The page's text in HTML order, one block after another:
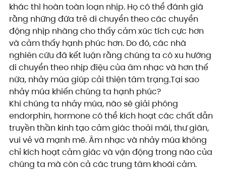
khác thì hoàn toàn loạn nhịp. Họ có thể đánh giá
rằng những đứa trẻ di chuyển theo các chuyển
động nhịp nhàng cho thấy cảm xúc tích cực hơn
và cảm thấy hạnh phúc hơn. Do đó, các nhà
nghiên cứu đã kết luận rằng chúng ta có xu hướng
di chuyển theo nhịp điệu của âm nhạc và hơn thế
nữa, nhảy múa giúp cải thiện tâm trạng.Tại sao
nhảy múa khiến chúng ta hạnh phúc?
Khi chúng ta nhảy múa, não sẽ giải phóng
endorphin, hormone có thể kích hoạt các chất dẫn
truyền thần kinh tạo cảm giác thoải mái, thư giãn,
vui vẻ và mạnh mẽ. Âm nhạc và nhảy múa không
chỉ kích hoạt cảm giác và vận động trong não của
chúng ta mà còn cả các trung tâm khoái cảm.